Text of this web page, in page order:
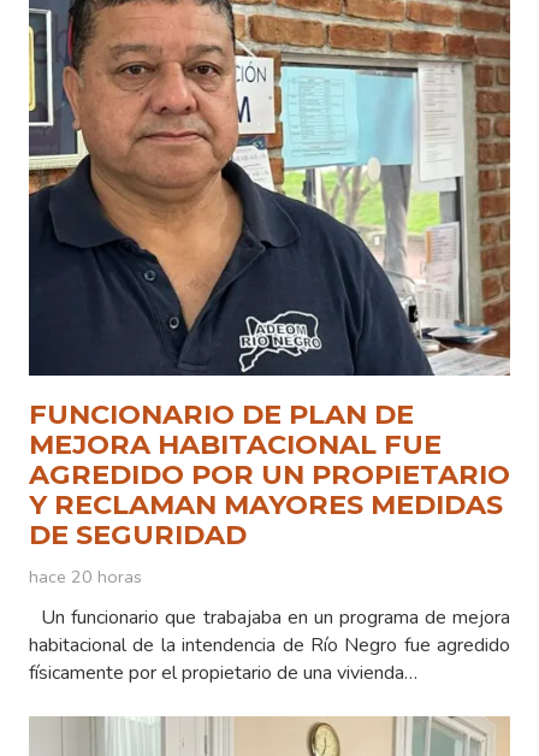
FUNCIONARIO DE PLAN DE
MEJORA HABITACIONAL FUE
AGREDIDO POR UN PROPIETARIO
Y RECLAMAN MAYORES MEDIDAS
DE SEGURIDAD
hace 20 horas
Un funcionario que trabajaba en un programa de mejora
habitacional de la intendencia de Río Negro fue agredido
físicamente por el propietario de una vivienda…